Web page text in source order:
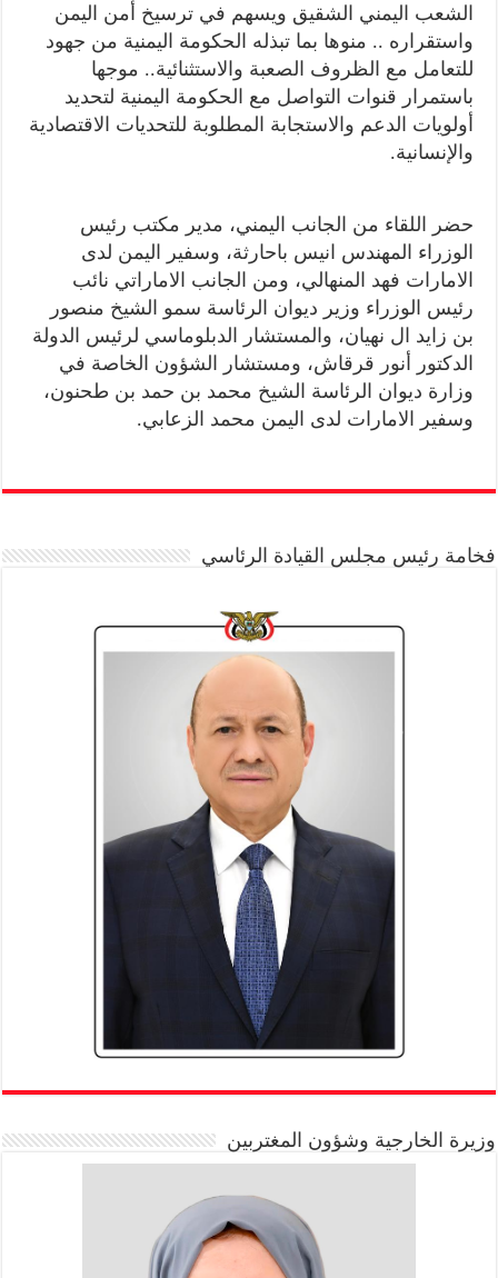
الشعب اليمني الشقيق ويسهم في ترسيخ أمن اليمن
واستقراره .. منوها بما تبذله الحكومة اليمنية من جهود
للتعامل مع الظروف الصعبة والاستثنائية.. موجها
باستمرار قنوات التواصل مع الحكومة اليمنية لتحديد
أولويات الدعم والاستجابة المطلوبة للتحديات الاقتصادية
والإنسانية.
حضر اللقاء من الجانب اليمني، مدير مكتب رئيس
الوزراء المهندس انيس باحارثة، وسفير اليمن لدى
الامارات فهد المنهالي، ومن الجانب الاماراتي نائب
رئيس الوزراء وزير ديوان الرئاسة سمو الشيخ منصور
بن زايد ال نهيان، والمستشار الدبلوماسي لرئيس الدولة
الدكتور أنور قرقاش، ومستشار الشؤون الخاصة في
وزارة ديوان الرئاسة الشيخ محمد بن حمد بن طحنون،
وسفير الامارات لدى اليمن محمد الزعابي.
فخامة رئيس مجلس القيادة الرئاسي
وزيرة الخارجية وشؤون المغتربين